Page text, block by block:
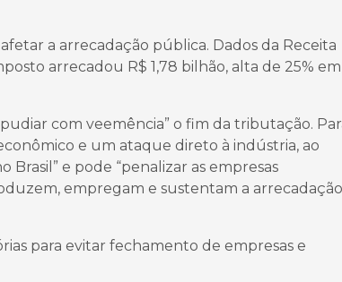
a arrecadação pública. Dados da Receita
arrecadou R$ 1,78 bilhão, alta de 25% em
com veemência” o fim da tributação.
e um ataque direto à indústria, ao
Brasil” e pode “penalizar as empresas
empregam e sustentam a arrecadação
para evitar fechamento de empresas e